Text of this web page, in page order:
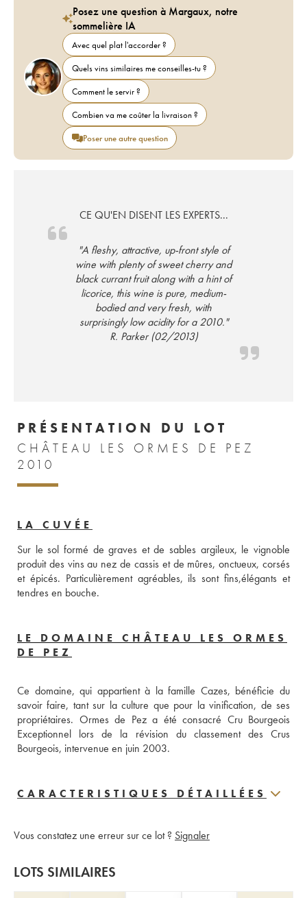
Posez une question à Margaux, notre
sommelière IA
Avec quel plat l'accorder ?
Quels vins similaires me conseilles-tu ?
Comment le servir ?
Combien va me coûter la livraison ?
Poser une autre question
CE QU'EN DISENT LES EXPERTS...
"A fleshy, attractive, up-front style of
wine with plenty of sweet cherry and
black currant fruit along with a hint of
licorice, this wine is pure, medium-
bodied and very fresh, with
surprisingly low acidity for a 2010."
R. Parker (02/2013)
PRÉSENTATION DU LOT
CHÂTEAU LES ORMES DE PEZ
2010
LA CUVÉE
Sur le sol formé de graves et de sables argileux, le vignoble
produit des vins au nez de cassis et de mûres, onctueux, corsés
et épicés. Particulièrement agréables, ils sont fins,élégants et
tendres en bouche.
LE DOMAINE CHÂTEAU LES ORMES
DE PEZ
Ce domaine, qui appartient à la famille Cazes, bénéficie du
savoir faire, tant sur la culture que pour la vinification, de ses
propriétaires. Ormes de Pez a été consacré Cru Bourgeois
Exceptionnel lors de la révision du classement des Crus
Bourgeois, intervenue en juin 2003.
CARACTERISTIQUES DÉTAILLÉES
Vous constatez une erreur sur ce lot ? Signaler
LOTS SIMILAIRES